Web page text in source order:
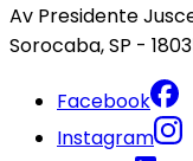
Av Presidente
Sorocaba, SP -
Facebook
Instagram